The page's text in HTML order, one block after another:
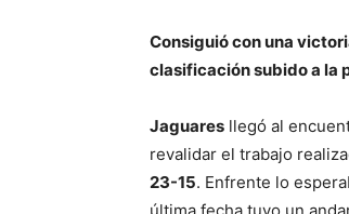
Consiguió con una
clasificación subido a la
Jaguares llegó al
revalidar el trabajo
23-15. Enfrente lo